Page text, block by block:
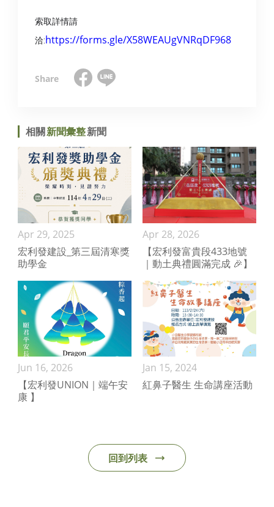
索取詳情請
洽:https://forms.gle/X58WEAUgVNRqDF968
相關新聞彙整新聞
Apr 29, 2025
宏利發建設_第三屆清寒獎
助學金
Apr 28, 2026
【宏利發富貴段433地號
｜動土典禮圓滿完成 🎉】
Jun 16, 2026
【宏利發UNION｜端午安
康 】
Jan 15, 2024
紅鼻子醫生 生命講座活動
回到列表